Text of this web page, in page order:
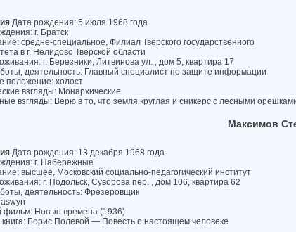
Дата рождения: 5 июля 1968 года
г. Братск
средне-специальное, Филиал Тверского государственного
в г. Нелидово Тверской области
г. Березники, Литвинова ул. , дом 5, квартира 17
деятельность: Главный специалист по защите информации
положение: холост
взгляды: Монархические
взгляды: Верю в то, что земля круглая и сникерс с лесными
Максимов
Дата рождения: 13 декабря 1968 года
г. Набережные
высшее, Московский социально-педагогический институт
г. Подольск, Суворова пер. , дом 106, квартира 62
деятельность: Фрезеровщик
Новые времена (1936)
Борис Полевой — Повесть о настоящем человеке